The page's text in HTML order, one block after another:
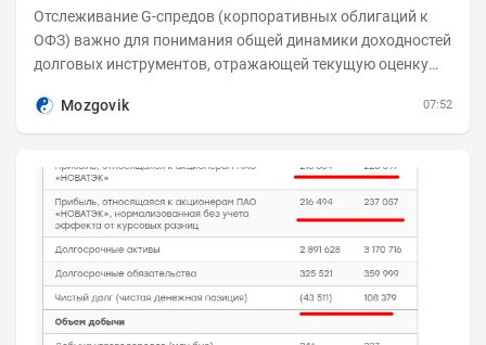
Отслеживание G-спредов (корпоративных облигаций к
ОФЗ) важно для понимания общей динамики доходностей
долговых инструментов, отражающей текущую оценку
Mozgovik
07:52